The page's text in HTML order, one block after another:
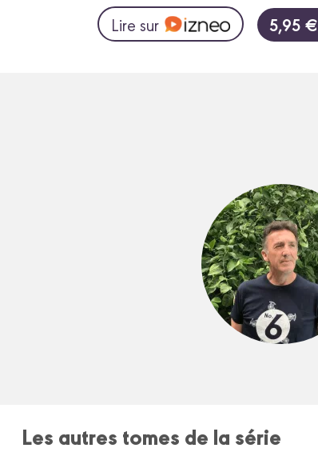
Lire sur 5,95 €
Les autres tomes de la série